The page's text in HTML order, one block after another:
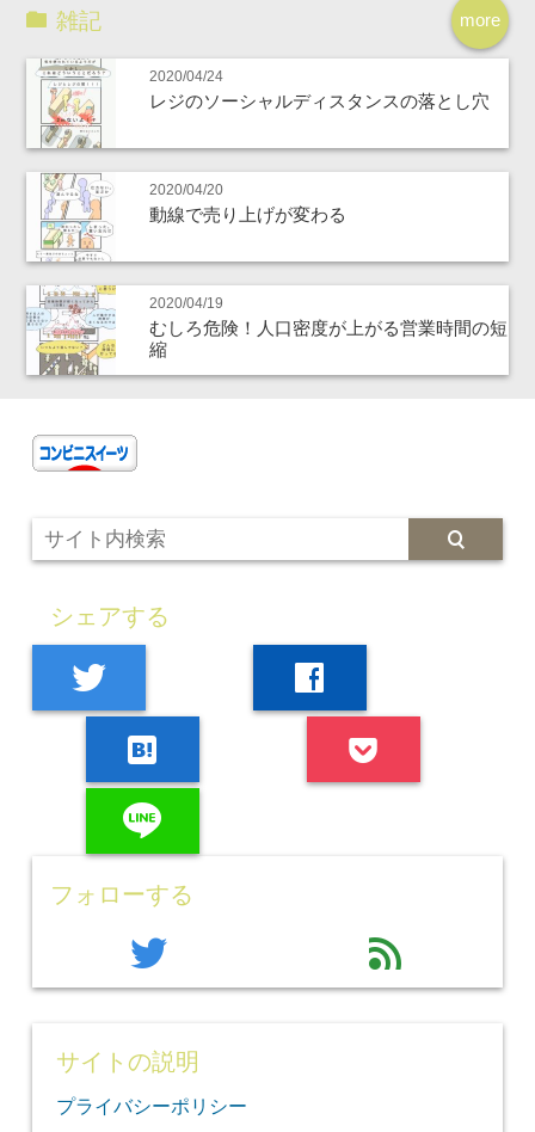
more
雑記
2020/04/24
レジのソーシャルディスタンスの落とし穴
2020/04/20
動線で売り上げが変わる
2020/04/19
むしろ危険！人口密度が上がる営業時間の短
縮
シェアする
twitter
facebook
hatenabookmark
line
フォローする
twitter feed
サイトの説明
プライバシーポリシー